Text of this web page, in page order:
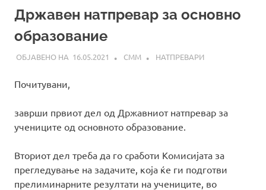
Државен натпревар за основно
образование
16.05.2021 СММ НАТПРЕВАРИ
Почитувани,
заврши првиот дел од Државниот натпревар за
учениците од основното образование.
Вториот дел треба да го сработи Комисијата за
прегледување на задачите, која ќе ги подготви
прелиминарните резултати на учениците, во